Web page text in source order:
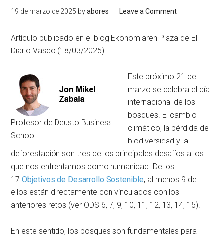
19 de marzo de 2025 byabores Leave a Comment
Artículo publicado en el blog Ekonomiaren Plaza de El
Diario Vasco (18/03/2025)
Profesor de Deusto Business
School
Este próximo 21 de
marzo se celebra el día
internacional de los
bosques. El cambio
climático, la pérdida de
biodiversidad y la
deforestación son tres de los principales desafíos a los
que nos enfrentamos como humanidad. De los
17Objetivos de Desarrollo Sostenible, al menos 9 de
ellos están directamente con vinculados con los
anteriores retos (ver ODS 6, 7, 9, 10, 11, 12, 13, 14, 15).
En este sentido, los bosques son fundamentales para